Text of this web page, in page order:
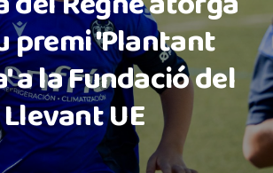
premi 'Plantant
a la Fundació del
Llevant UE